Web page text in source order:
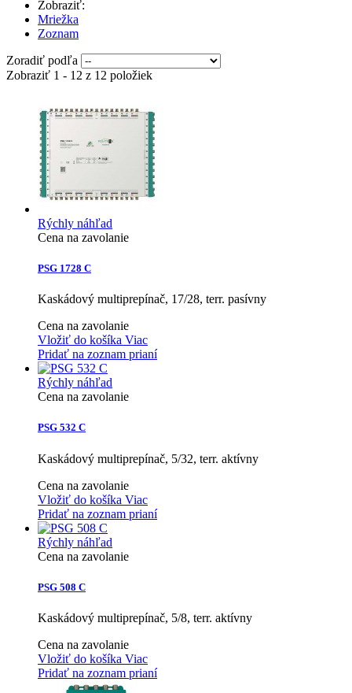
Zobraziť:
Mriežka
Zoznam
Zoradiť podľa
Zobraziť 1 - 12 z 12 položiek
Rýchly náhľad
Cena na zavolanie
PSG 1728 C
Kaskádový multiprepínač, 17/28, terr. pasívny
Cena na zavolanie
Vložiť do košíka Viac
Pridať na zoznam prianí
Rýchly náhľad
Cena na zavolanie
PSG 532 C
Kaskádový multiprepínač, 5/32, terr. aktívny
Cena na zavolanie
Vložiť do košíka Viac
Pridať na zoznam prianí
Rýchly náhľad
Cena na zavolanie
PSG 508 C
Kaskádový multiprepínač, 5/8, terr. aktívny
Cena na zavolanie
Vložiť do košíka Viac
Pridať na zoznam prianí